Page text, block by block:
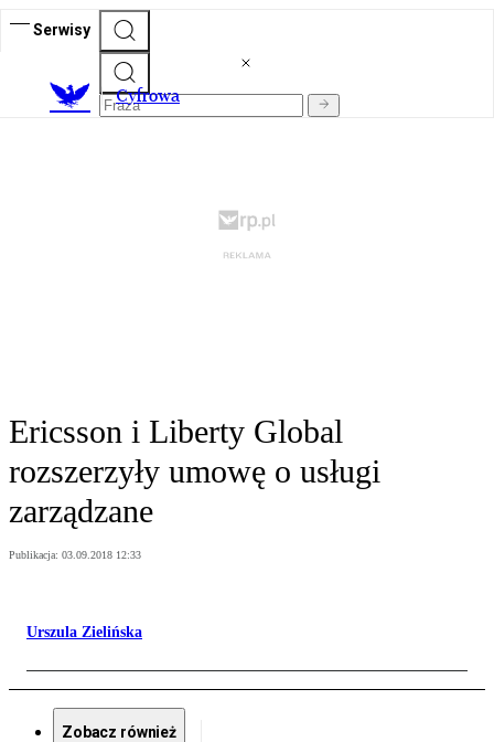
Serwisy
Cyfrowa
Ericsson i Liberty Global
rozszerzyły umowę o usługi
zarządzane
Publikacja: 03.09.2018 12:33
Urszula Zielińska
Zobacz również